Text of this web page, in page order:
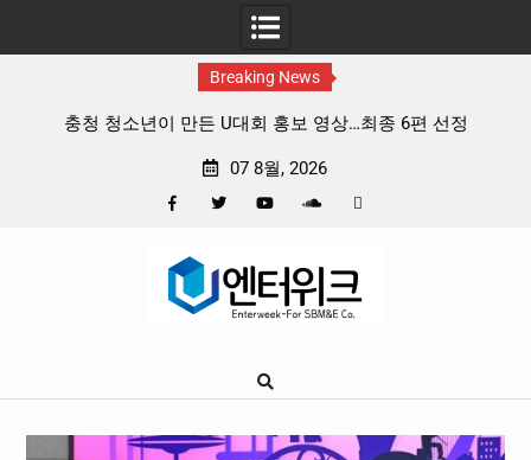
Breaking News
년이 만든 U대회 홍보 영상…최종 6편 선정
중요 메일메일
07 8월, 2026
Google